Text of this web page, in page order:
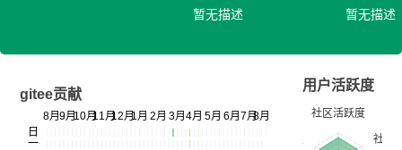
暂无描述 暂无描述
gitee贡献
用户活跃度